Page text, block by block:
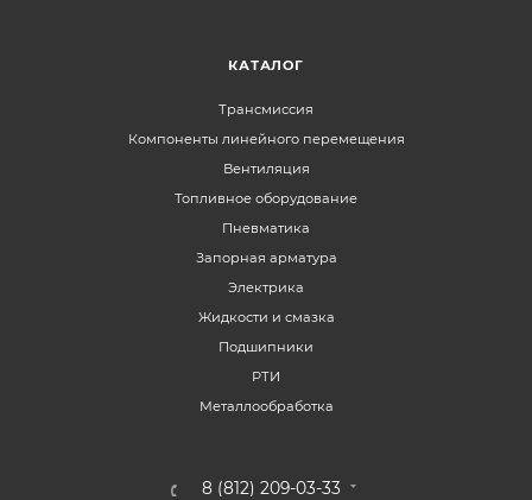
КАТАЛОГ
Трансмиссия
Компоненты линейного перемещения
Вентиляция
Топливное оборудование
Пневматика
Запорная арматура
Электрика
Жидкости и смазка
Подшипники
РТИ
Металлообработка
8 (812) 209-03-33